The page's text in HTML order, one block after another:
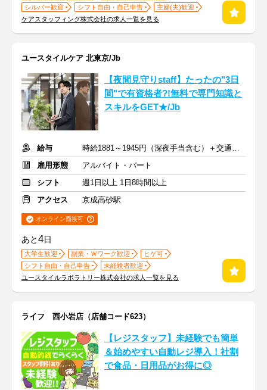
シルバー歓迎
シフト自由・自己申告
主婦(夫)歓迎
ケアスタッフィング株式会社の求人一覧を見る
ユースタイルケア 北東京/Jb
【夜間見守りstaff】たったの"3日
間"で有資格者?!無料で専門知識と
スキルをGET★/Jb
給与
時給1881～1945円（深夜手当含む）＋交通費支給
雇用形態
アルバイト・パート
シフト
週1日以上 1日8時間以上
アクセス
京成高砂駅
オンライン面接可
あと4日
大学生歓迎 副業・Ｗワーク歓迎
ヒゲ可
シフト自由・自己申告
未経験者歓迎
ユースタイルラボラトリー株式会社の求人一覧を見る
ライフ 西小岩店（店舗コード623）
【レジスタッフ】未経験でも簡単
＆始めやすい自動レジ導入！社割
で食品・日用品がお得に◎